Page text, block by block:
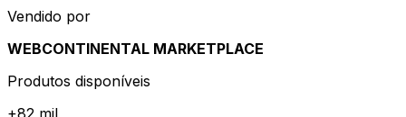
Vendido por
WEBCONTINENTAL MARKETPLACE
Produtos disponíveis
+82 mil